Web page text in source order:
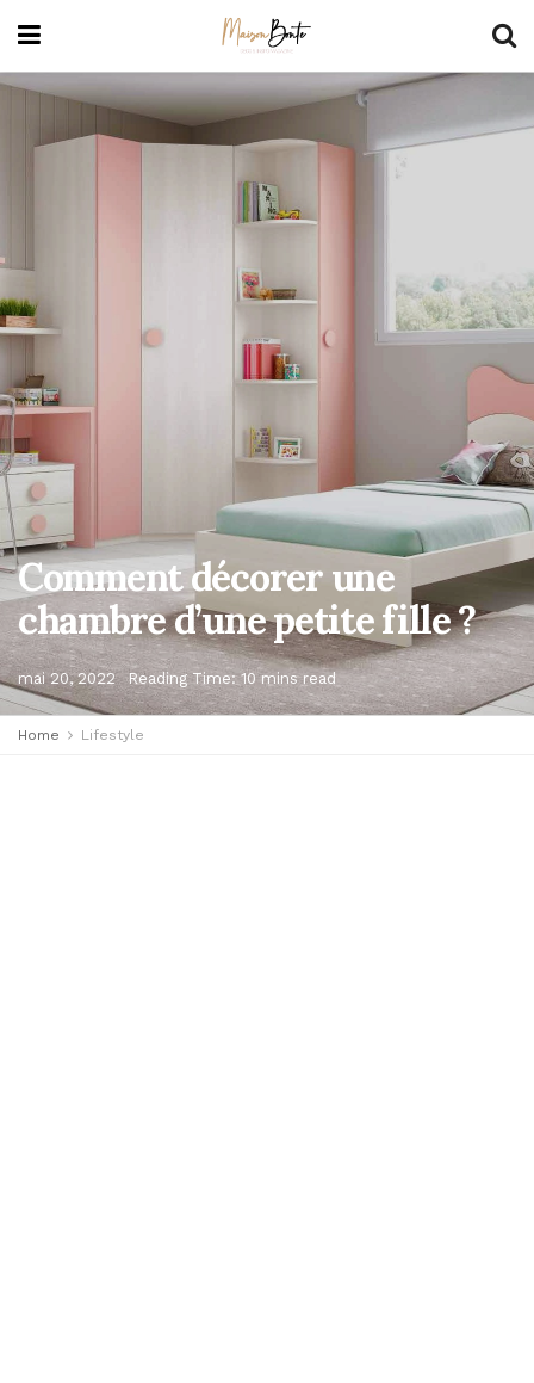
Comment décorer une
chambre d’une petite fille ?
mai 20, 2022 Reading Time: 10 mins read
Home Lifestyle